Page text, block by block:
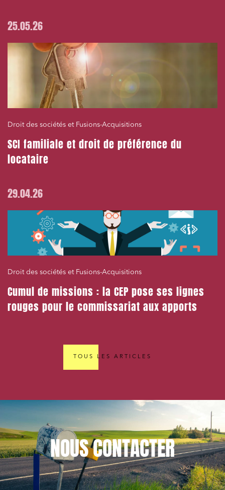
25.05.26
Droit des sociétés et Fusions-Acquisitions
SCI familiale et droit de préférence du
locataire
29.04.26
Droit des sociétés et Fusions-Acquisitions
Cumul de missions : la CEP pose ses lignes
rouges pour le commissariat aux apports
TOUS LES ARTICLES
NOUSCONTACTER